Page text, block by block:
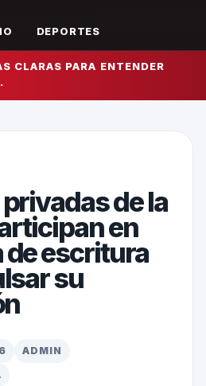
DEPORTES
CLARAS PARA ENTENDER
de la
en
escritura
su
ADMIN